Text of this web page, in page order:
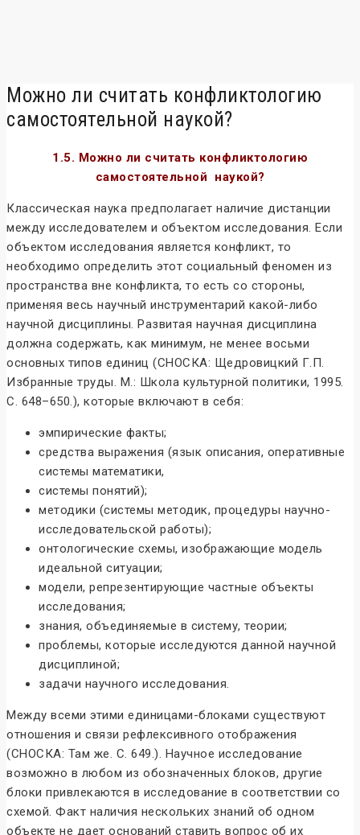
Можно ли считать конфликтологию
самостоятельной наукой?
1.5. Можно ли считать конфликтологию
самостоятельной наукой?
Классическая наука предполагает наличие дистанции
между исследователем и объектом исследования. Если
объектом исследования является конфликт, то
необходимо определить этот социальный феномен из
пространства вне конфликта, то есть со стороны,
применяя весь научный инструментарий какой-либо
научной дисциплины. Развитая научная дисциплина
должна содержать, как минимум, не менее восьми
основных типов единиц (СНОСКА: Щедровицкий Г.П.
Избранные труды. М.: Школа культурной политики, 1995.
С. 648–650.), которые включают в себя:
эмпирические факты;
средства выражения (язык описания, оперативные
системы математики,
системы понятий);
методики (системы методик, процедуры научно-
исследовательской работы);
онтологические схемы, изображающие модель
идеальной ситуации;
модели, репрезентирующие частные объекты
исследования;
знания, объединяемые в систему, теории;
проблемы, которые исследуются данной научной
дисциплиной;
задачи научного исследования.
Между всеми этими единицами-блоками существуют
отношения и связи рефлексивного отображения
(СНОСКА: Там же. С. 649.). Научное исследование
возможно в любом из обозначенных блоков, другие
блоки привлекаются в исследование в соответствии со
схемой. Факт наличия нескольких знаний об одном
объекте не дает оснований ставить вопрос об их